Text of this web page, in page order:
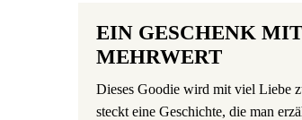
EIN GESCHENK
MEHRWERT
Dieses Goodie wird mit viel Liebe
steckt eine Geschichte, die man